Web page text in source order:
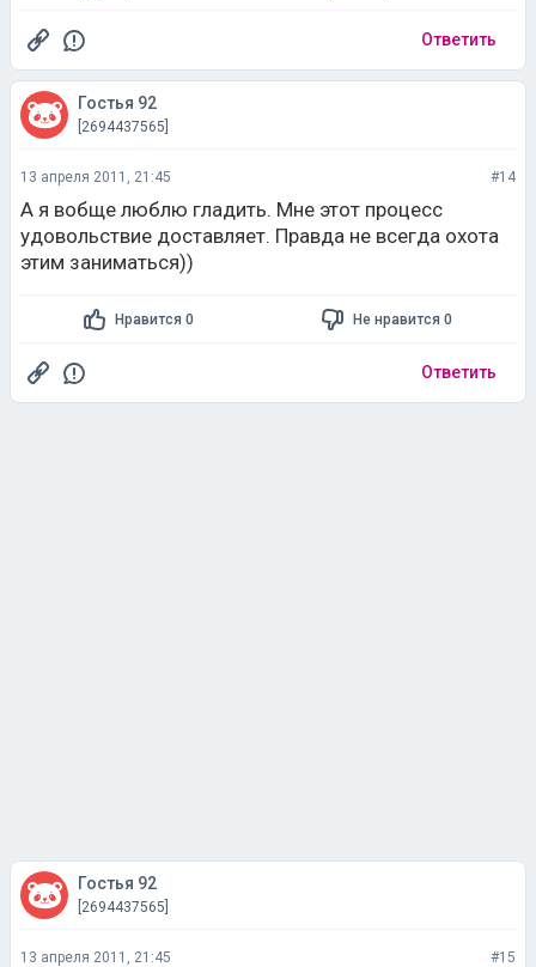
Ответить
Гостья 92
[2694437565]
13 апреля 2011, 21:45 #14
А я вобще люблю гладить. Мне этот процесс
удовольствие доставляет. Правда не всегда охота
этим заниматься))
Нравится 0 Не нравится 0
Ответить
Гостья 92
[2694437565]
13 апреля 2011, 21:45 #15